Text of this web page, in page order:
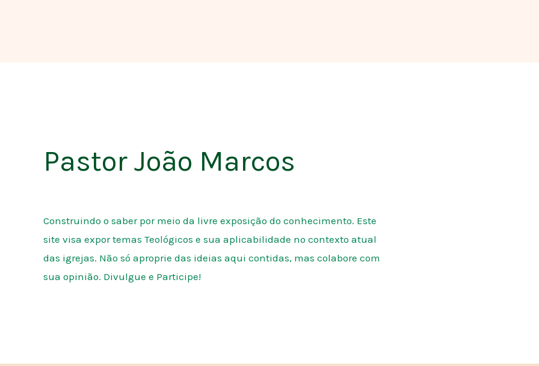
Pastor João Marcos
Construindo o saber por meio da livre exposição do conhecimento. Este
site visa expor temas Teológicos e sua aplicabilidade no contexto atual
das igrejas. Não só aproprie das ideias aqui contidas, mas colabore com
sua opinião. Divulgue e Participe!